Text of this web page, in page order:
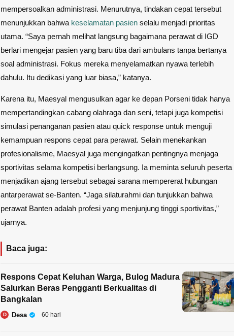
mempersoalkan administrasi. Menurutnya, tindakan cepat tersebut
menunjukkan bahwa keselamatan pasien selalu menjadi prioritas
utama. “Saya pernah melihat langsung bagaimana perawat di IGD
berlari mengejar pasien yang baru tiba dari ambulans tanpa bertanya
soal administrasi. Fokus mereka menyelamatkan nyawa terlebih
dahulu. Itu dedikasi yang luar biasa,” katanya.
Karena itu, Maesyal mengusulkan agar ke depan Porseni tidak hanya
mempertandingkan cabang olahraga dan seni, tetapi juga kompetisi
simulasi penanganan pasien atau quick response untuk menguji
kemampuan respons cepat para perawat. Selain menekankan
profesionalisme, Maesyal juga mengingatkan pentingnya menjaga
sportivitas selama kompetisi berlangsung. Ia meminta seluruh peserta
menjadikan ajang tersebut sebagai sarana mempererat hubungan
antarperawat se-Banten. “Jaga silaturahmi dan tunjukkan bahwa
perawat Banten adalah profesi yang menjunjung tinggi sportivitas,”
ujarnya.
Baca juga:
Respons Cepat Keluhan Warga, Bulog Madura
Salurkan Beras Pengganti Berkualitas di
Bangkalan
D Desa 60 hari